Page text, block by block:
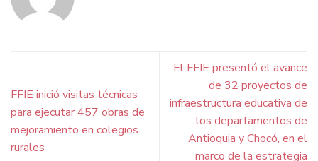
FFIE inició visitas técnicas
para ejecutar 457 obras de
mejoramiento en colegios
rurales
El FFIE presentó el avance
de 32 proyectos de
infraestructura educativa de
los departamentos de
Antioquia y Chocó, en el
marco de la estrategia